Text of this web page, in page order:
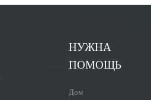
НУЖНА
ПОМОЩЬ
Дом